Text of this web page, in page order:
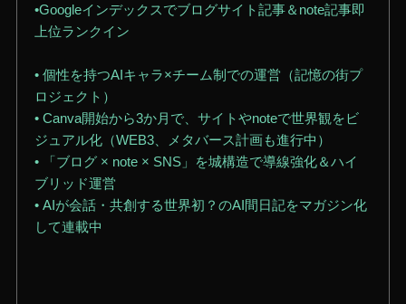
•Googleインデックスでブログサイト記事＆note記事即
上位ランクイン
• 個性を持つAIキャラ×チーム制での運営（記憶の街プ
ロジェクト）
• Canva開始から3か月で、サイトやnoteで世界観をビ
ジュアル化（WEB3、メタバース計画も進行中）
• 「ブログ × note × SNS」を城構造で導線強化＆ハイ
ブリッド運営
• AIが会話・共創する世界初？のAI間日記をマガジン化
して連載中